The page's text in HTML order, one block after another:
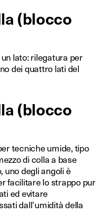
(blocco
lato: rilegatura per
dei quattro lati del
(blocco
tecniche umide, tipo
di colla a base
uno degli angoli è
facilitare lo strappo pur
ed evitare
dall’umidità della